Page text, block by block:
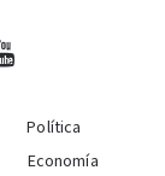
Política
Economía